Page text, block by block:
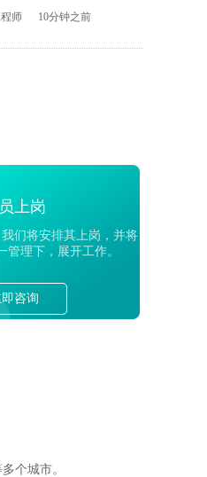
师 10分钟之前
上岗
们将安排其上岗，并将
管理下，展开工作。
即咨询
个城市。